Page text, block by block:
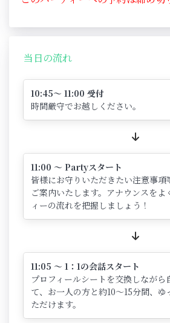
当日の流れ
10:45～ 11:00 受付
時間厳守でお越しください。
11:00 ～ Partyスタート
皆様にお守りいただきたい注意事項
ご案内いたします。アナウンスをよ
ィーの流れを把握しましょう！
11:05 ～ 1：1の会話スタート
プロフィールシートを交換しながら
て、お一人の方と約10～15分間、
ただけます。